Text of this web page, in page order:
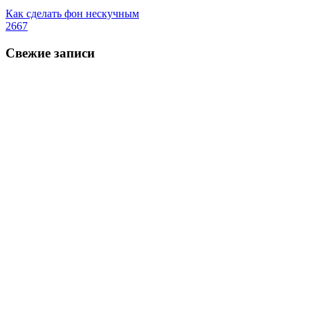
Как сделать фон нескучным
2667
Свежие записи